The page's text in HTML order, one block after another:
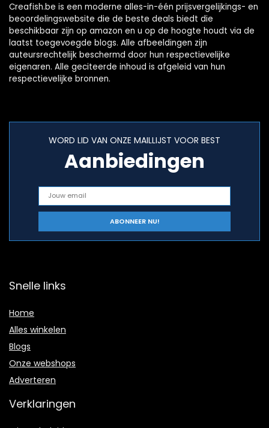
Creafish.be is een moderne alles-in-één prijsvergelijkings- en
beoordelingswebsite die de beste deals biedt die
beschikbaar zijn op amazon en u op de hoogte houdt via de
laatst toegevoegde blogs. Alle afbeeldingen zijn
auteursrechtelijk beschermd door hun respectievelijke
eigenaren. Alle geciteerde inhoud is afgeleid van hun
respectievelijke bronnen.
WORD LID VAN ONZE MAILLIJST VOOR BEST
Aanbiedingen
Snelle links
Home
Alles winkelen
Blogs
Onze webshops
Adverteren
Verklaringen